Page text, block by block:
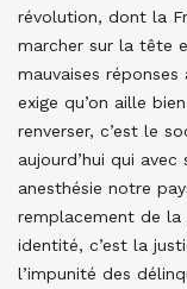
révolution, dont la
marcher sur la tête
mauvaises
exige qu’on aille
renverser, c’est le
aujourd’hui qui
anesthésie notre
remplacement de
identité, c’est la
l’impunité des